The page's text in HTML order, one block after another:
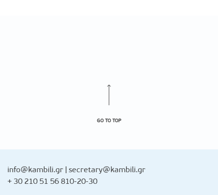
GO TO TOP
info@kambili.gr secretary@kambili.gr
+ 30 210 51 56 810-20-30